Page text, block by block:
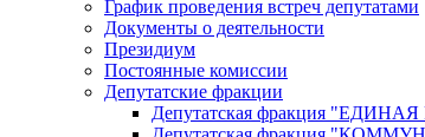
График проведения встреч депутатами
Документы о деятельности
Президиум
Постоянные комиссии
Депутатские фракции
Депутатская фракция